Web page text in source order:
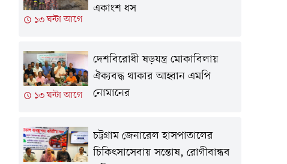
১৩ ঘন্টা আগে
একাংশ ধস
১৩ ঘন্টা আগে
দেশবিরোধী ষড়যন্ত্র মোকাবিলায়
ঐক্যবদ্ধ থাকার আহ্বান এমপি
নোমানের
চট্টগ্রাম জেনারেল হাসপাতালের
চিকিৎসাসেবায় সন্তোষ, রোগীবান্ধব